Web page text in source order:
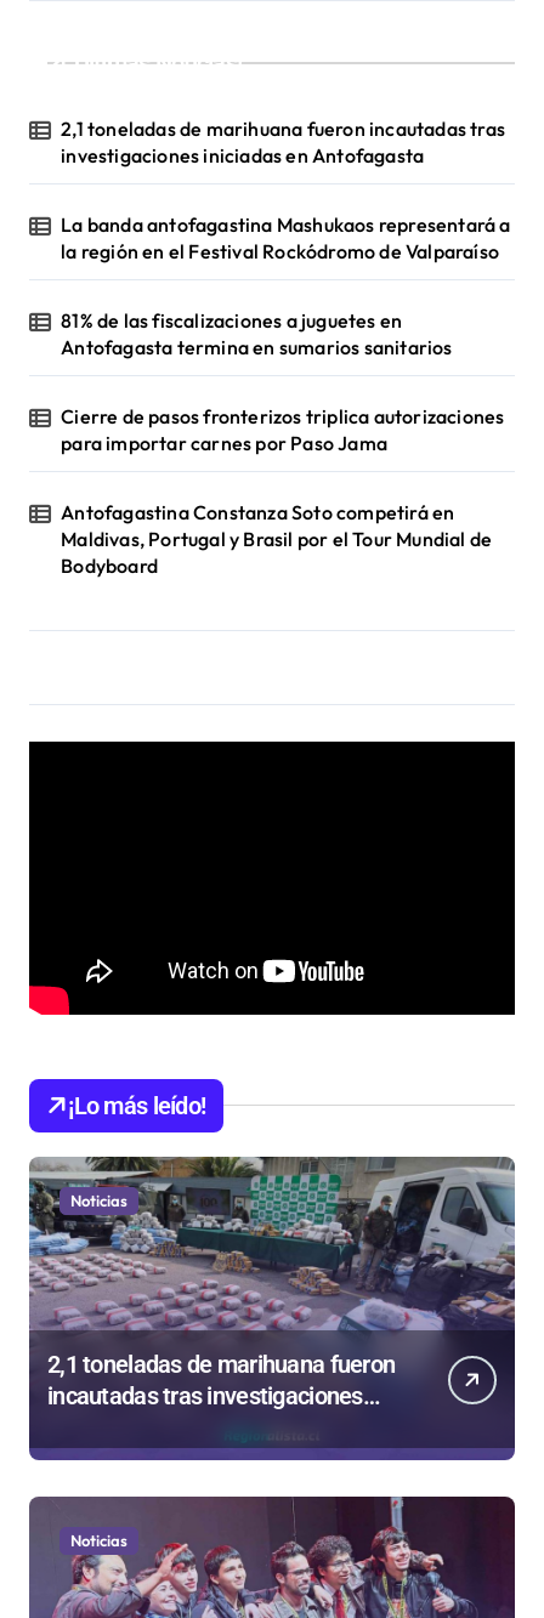
¡Ultimas Noticias!
2,1 toneladas de marihuana fueron incautadas tras
investigaciones iniciadas en Antofagasta
La banda antofagastina Mashukaos representará a
la región en el Festival Rockódromo de Valparaíso
81% de las fiscalizaciones a juguetes en
Antofagasta termina en sumarios sanitarios
Cierre de pasos fronterizos triplica autorizaciones
para importar carnes por Paso Jama
Antofagastina Constanza Soto competirá en
Maldivas, Portugal y Brasil por el Tour Mundial de
Bodyboard
¡Lo más leído!
Noticias
2,1 toneladas de marihuana fueron
incautadas tras investigaciones
Noticias